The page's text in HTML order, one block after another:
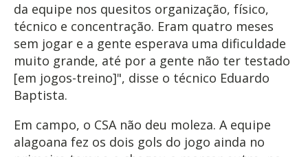
da equipe nos quesitos organização, físico,
técnico e concentração. Eram quatro meses
sem jogar e a gente esperava uma dificuldade
muito grande, até por a gente não ter testado
[em jogos-treino]", disse o técnico Eduardo
Baptista.
Em campo, o CSA não deu moleza. A equipe
alagoana fez os dois gols do jogo ainda no